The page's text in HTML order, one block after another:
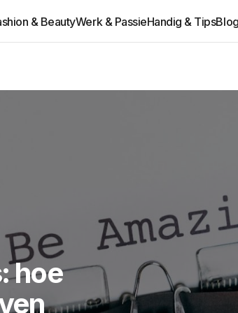
& BeautyWerk & PassieHandig & Tips
hoe